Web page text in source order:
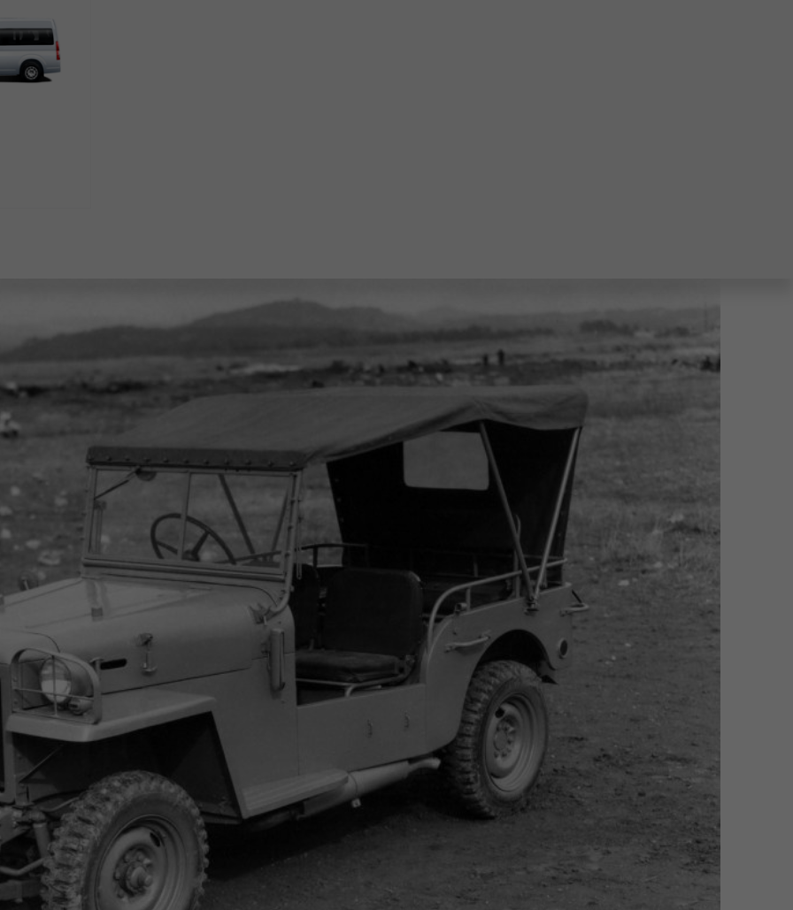
войны. В 1950 году компания Toyota получила заказ на создание полноприводного